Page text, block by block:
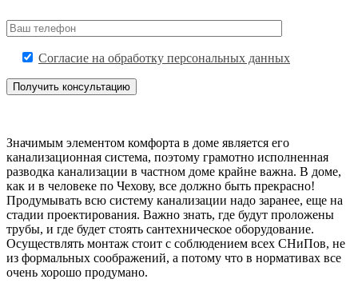
Согласие на обработку персональных данных
Значимым элементом комфорта в доме является его
канализационная система, поэтому грамотно исполненная
разводка канализации в частном доме крайне важна. В доме,
как и в человеке по Чехову, все должно быть прекрасно!
Продумывать всю систему канализации надо заранее, еще на
стадии проектирования. Важно знать, где будут проложены
трубы, и где будет стоять сантехническое оборудование.
Осуществлять монтаж стоит с соблюдением всех СНиПов, не
из формальных соображений, а потому что в нормативах все
очень хорошо продумано.